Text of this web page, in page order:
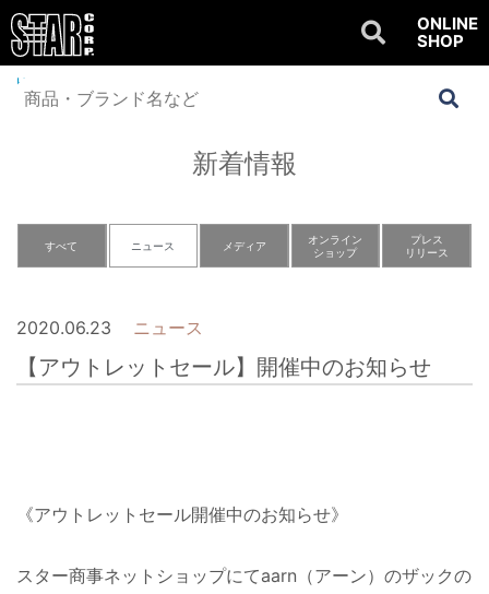
ONLINE
SHOP
Home
新着情報
すべて ニュース メディア
オンライン
ショップ
プレス
リリース
2020.06.23 ニュース
【アウトレットセール】開催中のお知らせ
《アウトレットセール開催中のお知らせ》
スター商事ネットショップにてaarn（アーン）のザックの